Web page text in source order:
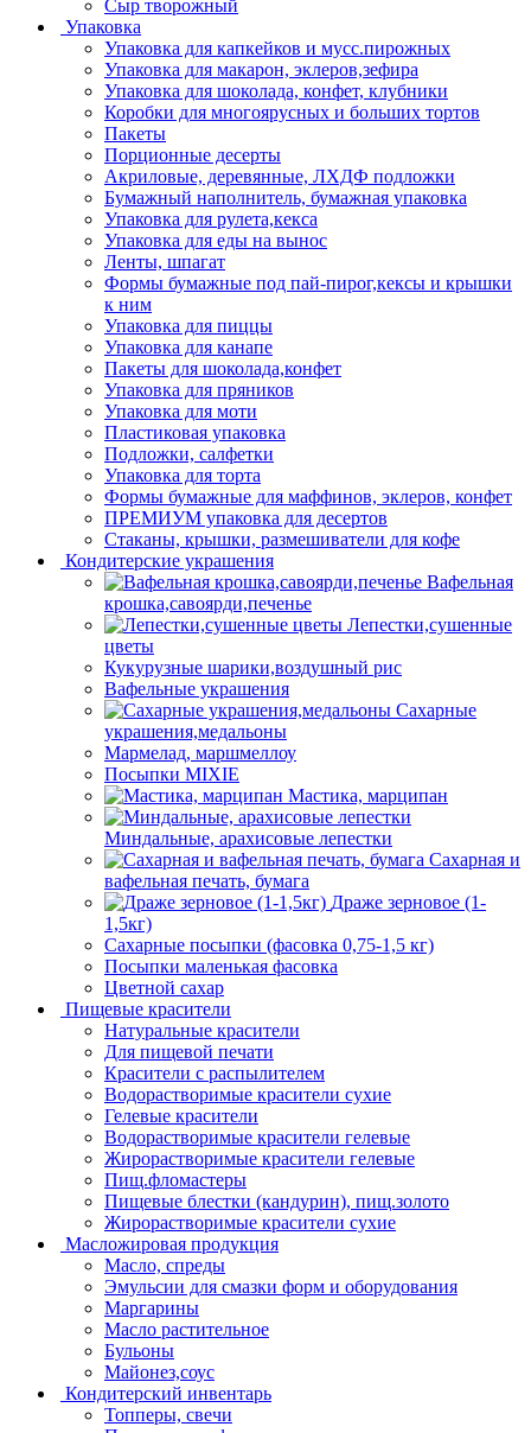
Сыр творожный
Упаковка
Упаковка для капкейков и мусс.пирожных
Упаковка для макарон, эклеров,зефира
Упаковка для шоколада, конфет, клубники
Коробки для многоярусных и больших тортов
Пакеты
Порционные десерты
Акриловые, деревянные, ЛХДФ подложки
Бумажный наполнитель, бумажная упаковка
Упаковка для рулета,кекса
Упаковка для еды на вынос
Ленты, шпагат
Формы бумажные под пай-пирог,кексы и крышки
к ним
Упаковка для пиццы
Упаковка для канапе
Пакеты для шоколада,конфет
Упаковка для пряников
Упаковка для моти
Пластиковая упаковка
Подложки, салфетки
Упаковка для торта
Формы бумажные для маффинов, эклеров, конфет
ПРЕМИУМ упаковка для десертов
Стаканы, крышки, размешиватели для кофе
Кондитерские украшения
Вафельная
крошка,савоярди,печенье
Лепестки,сушенные
цветы
Кукурузные шарики,воздушный рис
Вафельные украшения
Сахарные
украшения,медальоны
Мармелад, маршмеллоу
Посыпки MIXIE
Мастика, марципан
Миндальные, арахисовые лепестки
Сахарная и
вафельная печать, бумага
Драже зерновое (1-
1,5кг)
Сахарные посыпки (фасовка 0,75-1,5 кг)
Посыпки маленькая фасовка
Цветной сахар
Пищевые красители
Натуральные красители
Для пищевой печати
Красители с распылителем
Водорастворимые красители сухие
Гелевые красители
Водорастворимые красители гелевые
Жирорастворимые красители гелевые
Пищ.фломастеры
Пищевые блестки (кандурин), пищ.золото
Жирорастворимые красители сухие
Масложировая продукция
Масло, спреды
Эмульсии для смазки форм и оборудования
Маргарины
Масло растительное
Бульоны
Майонез,соус
Кондитерский инвентарь
Топперы, свечи